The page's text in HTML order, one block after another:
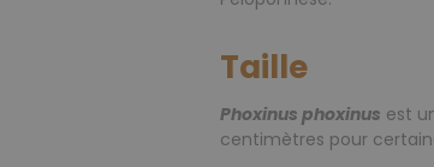
Taille
Phoxinus phoxinus est
centimètres pour